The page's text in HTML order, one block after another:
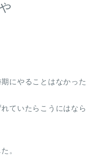
にやることはなかった
ていたらこうにはなら
。